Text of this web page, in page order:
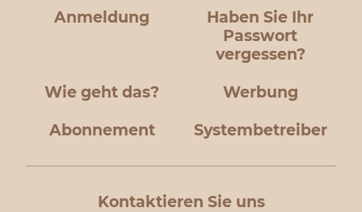
Anmeldung
Haben Sie Ihr
Passwort
vergessen?
Wie geht das? Werbung
Abonnement Systembetreiber
Kontaktieren Sie uns